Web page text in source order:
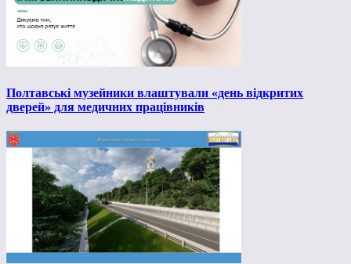
Полтавські музейники влаштували «день відкритих
дверей» для медичних працівників